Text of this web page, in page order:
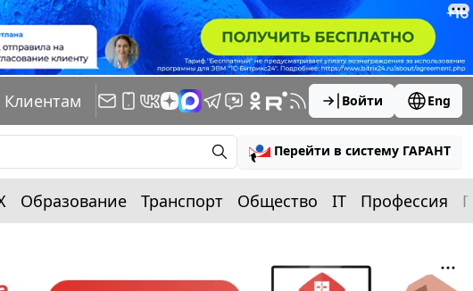
Клиентам Войти Eng
Перейти в систему ГАРАНТ
Образование Транспорт Общество IT Профессия